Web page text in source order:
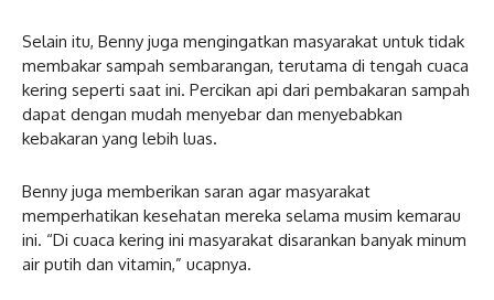
Selain itu, Benny juga mengingatkan masyarakat untuk tidak
membakar sampah sembarangan, terutama di tengah cuaca
kering seperti saat ini. Percikan api dari pembakaran sampah
dapat dengan mudah menyebar dan menyebabkan
kebakaran yang lebih luas.
Benny juga memberikan saran agar masyarakat
memperhatikan kesehatan mereka selama musim kemarau
ini. “Di cuaca kering ini masyarakat disarankan banyak minum
air putih dan vitamin,” ucapnya.